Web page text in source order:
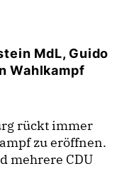
MdL, Guido
Wahlkampf
rückt immer
zu eröffnen.
mehrere CDU